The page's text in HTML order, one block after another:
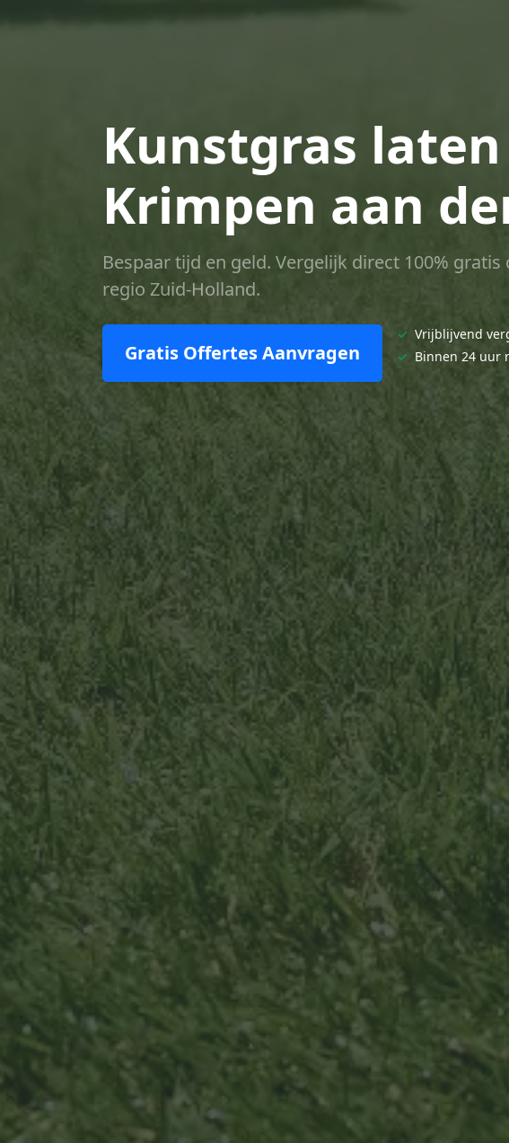
Kunstgras
Krimpen aan
Bespaar tijd en geld. Vergelijk direct 100%
regio Zuid-Holland.
Gratis Offertes Aanvragen
✓ Vrijblijvend
✓ Binnen 24 uur